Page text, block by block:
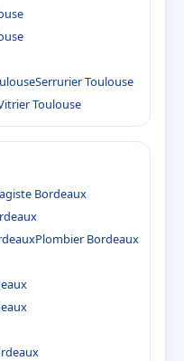
Serrurier Toulouse
Toulouse
Bordeaux
Plombier Bordeaux